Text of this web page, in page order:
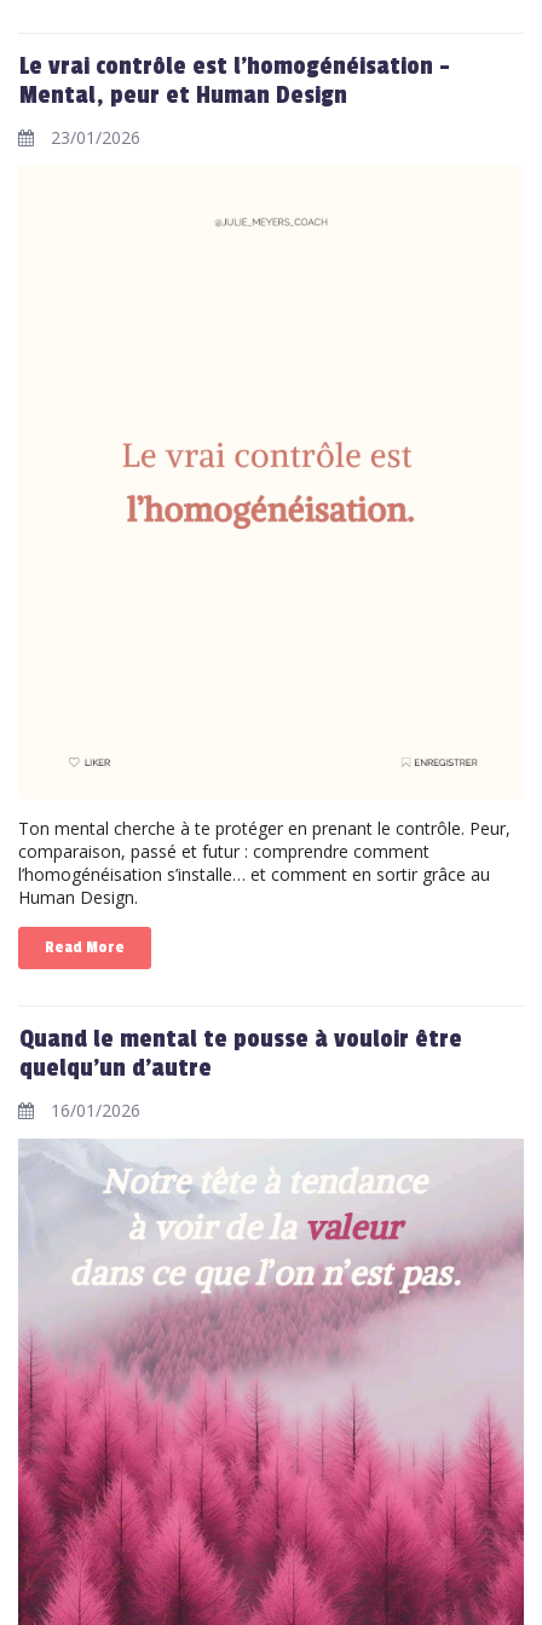
Le vrai contrôle est l’homogénéisation –
Mental, peur et Human Design
23/01/2026
Ton mental cherche à te protéger en prenant le contrôle. Peur,
comparaison, passé et futur : comprendre comment
l’homogénéisation s’installe… et comment en sortir grâce au
Human Design.
Read More
Quand le mental te pousse à vouloir être
quelqu’un d’autre
16/01/2026